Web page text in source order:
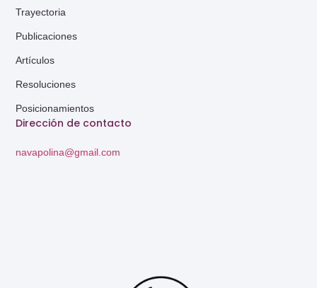
Dirección de contacto
navapolina@gmail.com
Trayectoria
Publicaciones
Artículos
Resoluciones
Posicionamientos